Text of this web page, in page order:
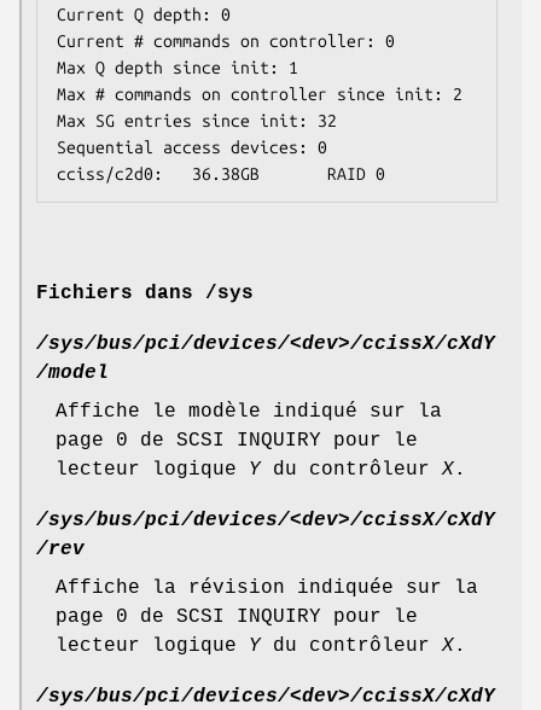
Current Q depth: 0
Current # commands on controller: 0
Max Q depth since init: 1
Max # commands on controller since init: 2
Max SG entries since init: 32
Sequential access devices: 0
Fichiers dans /sys
/sys/bus/pci/devices/<dev>/ccissX/cXdY
/model
Affiche le modèle indiqué sur la
page 0 de SCSI INQUIRY pour le
lecteur logique
Y du contrôleurX .
/sys/bus/pci/devices/<dev>/ccissX/cXdY
/rev
Affiche la révision indiquée sur la
page 0 de SCSI INQUIRY pour le
lecteur logique
Y du contrôleurX .
/sys/bus/pci/devices/<dev>/ccissX/cXdY